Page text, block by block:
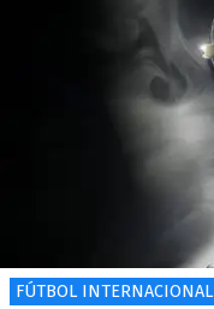
FÚTBOL INTERNACIONAL